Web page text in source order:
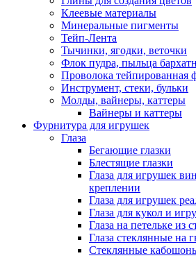
Клеевые материалы
Минеральные пигменты
Тейп-Лента
Тычинки, ягодки, веточки
Флок пудра, пыльца
Проволока тейпированная
Инструмент, стеки, бульки
Молды, вайнеры, каттеры
Вайнеры и каттеры
Фурнитура для игрушек
Глаза
Бегающие глазки
Блестящие глазки
Глаза для игрушек
креплении
Глаза для игрушек
Глаза для кукол и
Глаза на петельке из
Глаза стеклянные на
Стеклянные